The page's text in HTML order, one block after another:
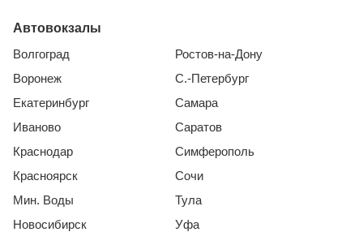
Автовокзалы
Волгоград
Воронеж
Екатеринбург
Иваново
Краснодар
Красноярск
Мин. Воды
Новосибирск
Ростов-на-Дону
С.-Петербург
Самара
Саратов
Симферополь
Сочи
Тула
Уфа